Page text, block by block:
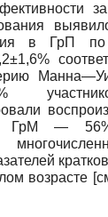
в ГрП
ГрМ — 56%.
возрасте